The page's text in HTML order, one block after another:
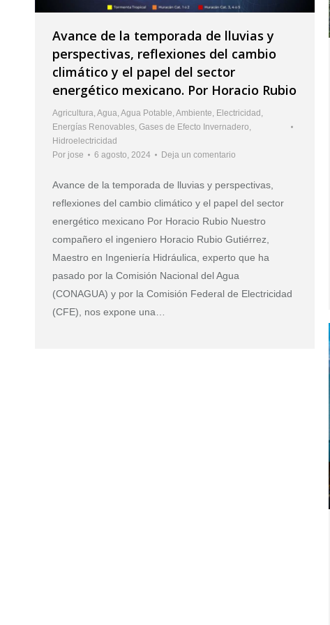
Avance de la temporada de lluvias y
perspectivas, reflexiones del cambio
climático y el papel del sector
energético mexicano. Por Horacio Rubio
Agricultura, Agua, Agua Potable, Ambiente, Electricidad ,
Energías Renovables, Gases de Efecto Invernadero,
Hidroelectricidad
Por jose 6 agosto, 2024 Deja un comentario
Avance de la temporada de lluvias y perspectivas,
reflexiones del cambio climático y el papel del sector
energético mexicano Por Horacio Rubio Nuestro
compañero el ingeniero Horacio Rubio Gutiérrez,
Maestro en Ingeniería Hidráulica, experto que ha
pasado por la Comisión Nacional del Agua
(CONAGUA) y por la Comisión Federal de Electricidad
(CFE), nos expone una…